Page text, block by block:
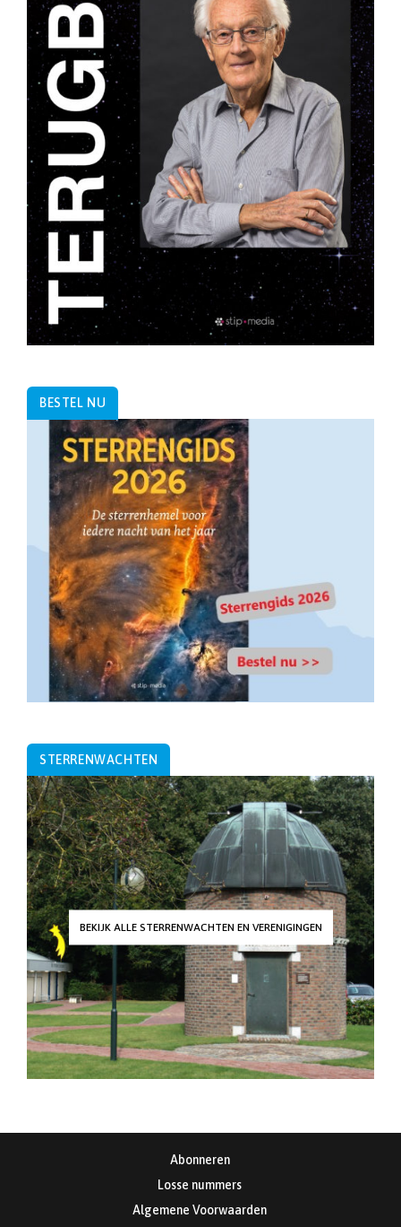
BESTEL NU
STERRENWACHTEN
BEKIJK ALLE STERRENWACHTEN EN VERENIGINGEN
Abonneren
Losse nummers
Algemene Voorwaarden